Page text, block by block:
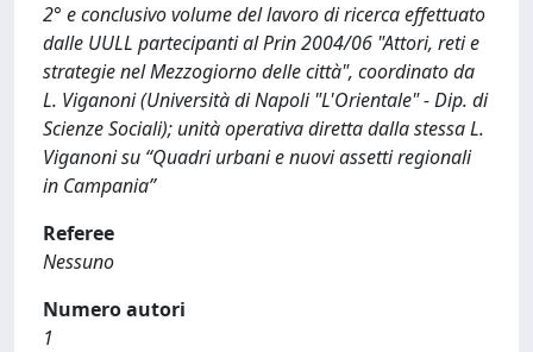
2° e conclusivo volume del lavoro di ricerca effettuato
dalle UULL partecipanti al Prin 2004/06 "Attori, reti e
strategie nel Mezzogiorno delle città", coordi­nato da
L. Viganoni (Università di Napoli "L'Orientale" - Dip. di
Scienze Sociali); unità operativa diretta dalla stessa L.
Viganoni su “Quadri urbani e nuovi assetti regionali
in Campania”
Referee
Nessuno
Numero autori
1